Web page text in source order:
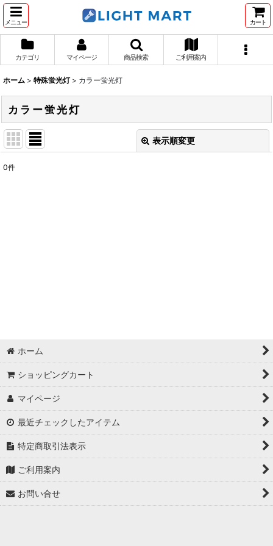
メニュー カート
カテゴリ マイページ 商品検索 ご利用案内
ホーム > 特殊蛍光灯 > カラー蛍光灯
カラー蛍光灯
表示順変更
0件
ホーム
ショッピングカート
マイページ
最近チェックしたアイテム
特定商取引法表示
ご利用案内
お問い合せ